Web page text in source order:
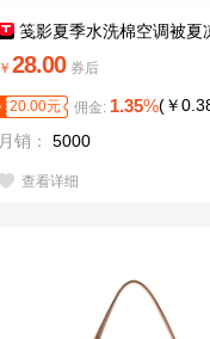
笺影夏季水洗棉空调被夏
￥ 28.00 券后
20.00元 佣金: 1.35%(￥
月销：
5000
查看详细